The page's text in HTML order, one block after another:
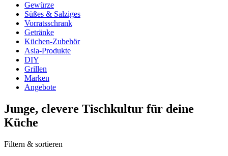
Gewürze
Süßes & Salziges
Vorratsschrank
Getränke
Küchen-Zubehör
Asia-Produkte
DIY
Grillen
Marken
Angebote
Junge, clevere Tischkultur für deine
Küche
Filtern & sortieren